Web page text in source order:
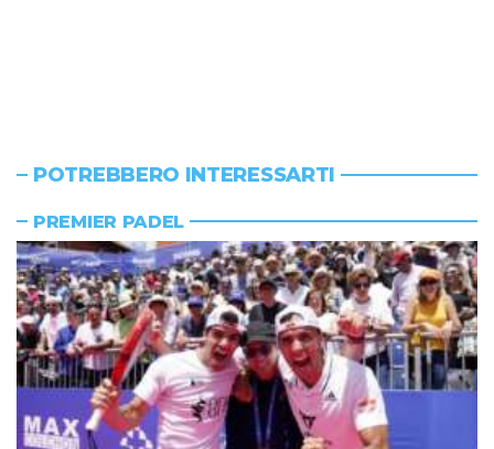
POTREBBERO INTERESSARTI
PREMIER PADEL